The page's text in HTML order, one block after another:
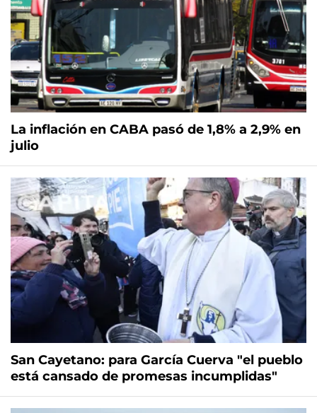
La inflación en CABA pasó de 1,8% a 2,9% en
julio
San Cayetano: para García Cuerva "el pueblo
está cansado de promesas incumplidas"